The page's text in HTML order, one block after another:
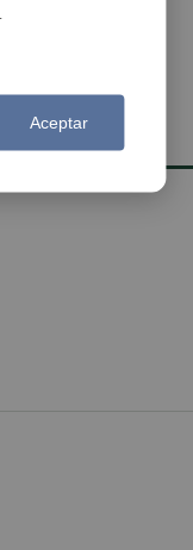
Aceptar